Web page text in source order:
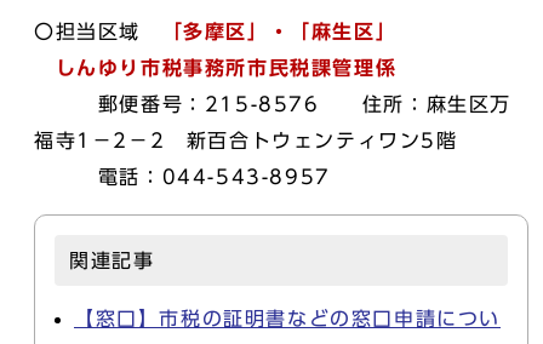
〇担当区域
「多摩区」・「麻生区」
しんゆり市税事務所市民税課管理係
郵便番号：215-8576 住所：麻生区万
福寺1－2－2 新百合トウェンティワン5階
電話：044-543-8957
関連記事
【窓口】市税の証明書などの窓口申請につい